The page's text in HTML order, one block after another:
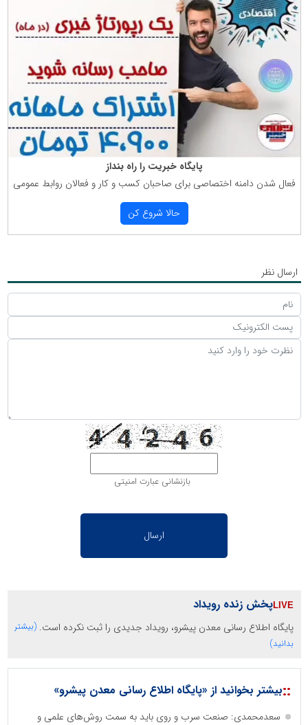
پایگاه خبریت را راه بنداز
فعال شدن دامنه اختصاصی برای صاحبان كسب و كار و فعالان روابط عمومی
حالا شروع كن
ارسال نظر
بازنشانی عبارت امنیتی
پخش زنده رویداد
پایگاه اطلاع رسانی معدن پیشرو، رویداد جدیدی را ثبت نکرده است. (بیشتر
بدانید)
::بیشتر بخوانید از «پایگاه اطلاع رسانی معدن پیشرو»
سعدمحمدی: صنعت سرب و روی باید به سمت روش‌های علمی و